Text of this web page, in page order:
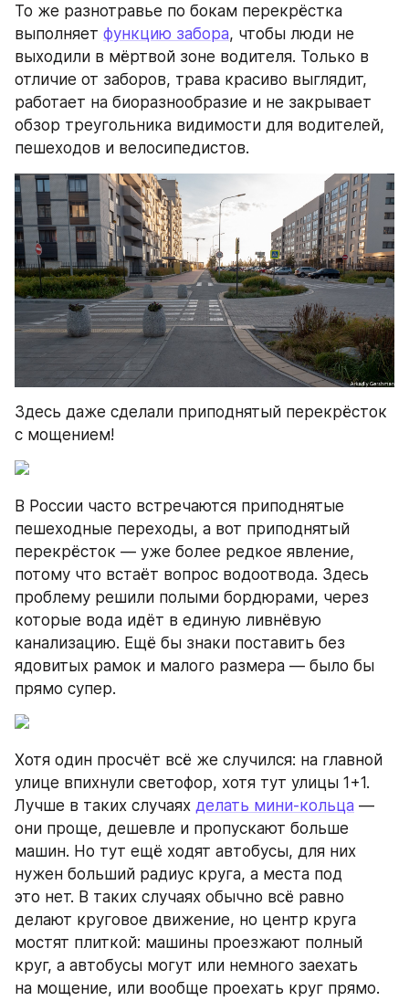
То же разнотравье по бокам перекрёстка
выполняет функцию забора, чтобы люди не
выходили в мёртвой зоне водителя. Только в
отличие от заборов, трава красиво выглядит,
работает на биоразнообразие и не закрывает
обзор треугольника видимости для водителей,
пешеходов и велосипедистов.
Здесь даже сделали приподнятый перекрёсток
с мощением!
В России часто встречаются приподнятые
пешеходные переходы, а вот приподнятый
перекрёсток — уже более редкое явление,
потому что встаёт вопрос водоотвода. Здесь
проблему решили полыми бордюрами, через
которые вода идёт в единую ливнёвую
канализацию. Ещё бы знаки поставить без
ядовитых рамок и малого размера — было бы
прямо супер.
Хотя один просчёт всё же случился: на главной
улице впихнули светофор, хотя тут улицы 1+1.
Лучше в таких случаях делать мини-кольца —
они проще, дешевле и пропускают больше
машин. Но тут ещё ходят автобусы, для них
нужен больший радиус круга, а места под
это нет. В таких случаях обычно всё равно
делают круговое движение, но центр круга
мостят плиткой: машины проезжают полный
круг, а автобусы могут или немного заехать
на мощение, или вообще проехать круг прямо.